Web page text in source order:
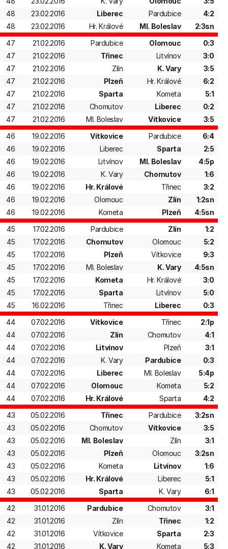
48
23.02.2016 Liberec Pardubice
4:2
48
23.02.2016 Hr. Králové Ml. Boleslav
2:3sn
47
21.02.2016 Pardubice Olomouc
0:3
47
21.02.2016 Třinec Litvínov
3:0
47
21.02.2016 Zlín K. Vary
3:5
47
21.02.2016 Plzeň Hr. Králové
6:2
47
21.02.2016 Sparta Kometa
5:1
47
21.02.2016 Chomutov Liberec
0:2
47
21.02.2016 Ml. Boleslav Vítkovice
3:5
46
19.02.2016 Vítkovice Pardubice
6:4
46
19.02.2016 Liberec Sparta
2:5
46
19.02.2016 Litvínov Ml. Boleslav
4:5p
46
19.02.2016 K. Vary Chomutov
1:6
46
19.02.2016 Hr. Králové Třinec
3:2
46
19.02.2016 Olomouc Zlín
1:2sn
46
19.02.2016 Kometa Plzeň
4:5sn
45
17.02.2016 Pardubice Zlín
1:2
45
17.02.2016 Chomutov Olomouc
5:2
45
17.02.2016 Plzeň Vítkovice
9:3
45
17.02.2016 Ml. Boleslav K. Vary
4:5sn
45
17.02.2016 Kometa Hr. Králové
3:0
45
17.02.2016 Sparta Litvínov
5:0
45
16.02.2016 Třinec Liberec
0:3
44
07.02.2016 Vítkovice Třinec
2:1p
44
07.02.2016 Zlín Chomutov
4:1
44
07.02.2016 Litvínov Plzeň
3:1
44
07.02.2016 K. Vary Pardubice
0:3
44
07.02.2016 Liberec Ml. Boleslav
5:4p
44
07.02.2016 Olomouc Kometa
5:2
44
07.02.2016 Hr. Králové Sparta
4:2
43
05.02.2016 Třinec Pardubice
3:2sn
43
05.02.2016 Chomutov Vítkovice
3:5
43
05.02.2016 Ml. Boleslav Zlín
3:1
43
05.02.2016 Plzeň Olomouc
3:2sn
43
05.02.2016 Kometa Litvínov
1:6
43
05.02.2016 Hr. Králové Liberec
5:1
43
05.02.2016 Sparta K. Vary
6:1
42
31.01.2016 Pardubice Chomutov
3:1
42
31.01.2016 Zlín Třinec
1:2
42
31.01.2016 Vítkovice Sparta
2:3
42
31.01.2016 K. Vary Kometa 5:3